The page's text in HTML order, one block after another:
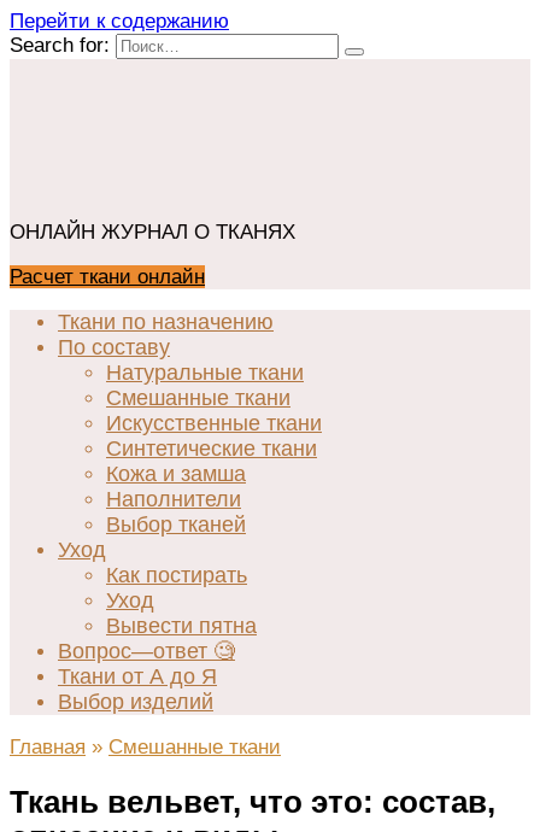
Перейти к содержанию
Search for:
ОНЛАЙН ЖУРНАЛ О ТКАНЯХ
Расчет ткани онлайн
Ткани по назначению
По составу
Натуральные ткани
Смешанные ткани
Искусственные ткани
Синтетические ткани
Кожа и замша
Наполнители
Выбор тканей
Уход
Как постирать
Уход
Вывести пятна
Вопрос—ответ 🧐
Ткани от А до Я
Выбор изделий
Главная » Смешанные ткани
Ткань вельвет, что это: состав,